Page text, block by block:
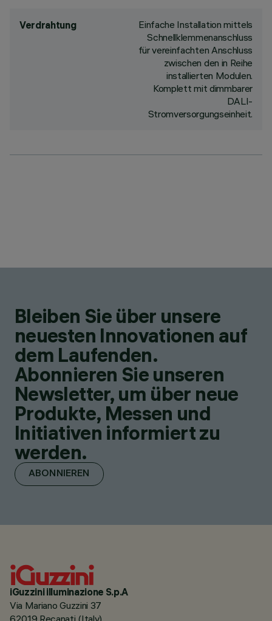
Verdrahtung
Einfache Installation mittels
Schnellklemmenanschluss
für vereinfachten Anschluss
zwischen den in Reihe
installierten Modulen.
Komplett mit dimmbarer
DALI-
Stromversorgungseinheit.
Bleiben Sie über unsere
neuesten Innovationen auf
dem Laufenden.
Abonnieren Sie unseren
Newsletter, um über neue
Produkte, Messen und
Initiativen informiert zu
werden.
ABONNIEREN
iGuzzini illuminazione S.p.A
Via Mariano Guzzini 37
62019 Recanati (Italy)